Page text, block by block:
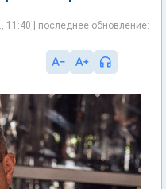
11:40 | последнее обновление: